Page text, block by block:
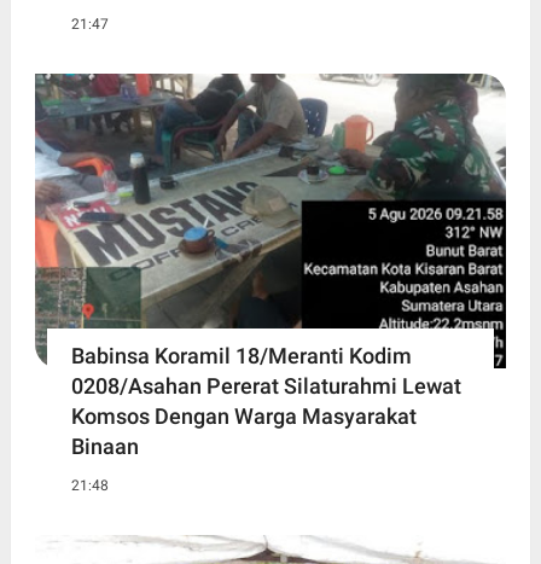
21:47
Babinsa Koramil 18/Meranti Kodim
0208/Asahan Pererat Silaturahmi Lewat
Komsos Dengan Warga Masyarakat
Binaan
21:48